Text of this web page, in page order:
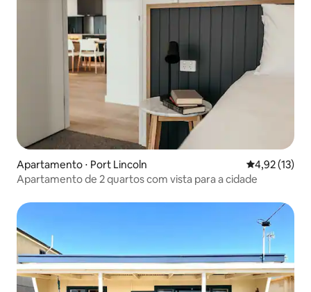
Apartamento ⋅ Port Lincoln 4,92 de uma
4,92 (13)
Apartamento de 2 quartos com vista para a cidade